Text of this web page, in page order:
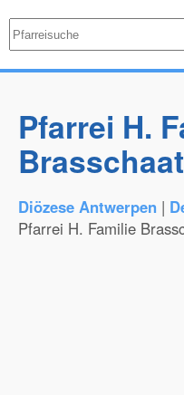
Pfarrei H.
Brasschaat
Diözese Antwerpen |
Pfarrei H. Familie